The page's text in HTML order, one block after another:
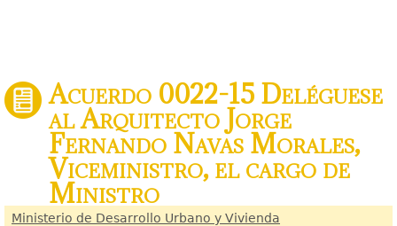
Acuerdo 0022-15 Deléguese
al Arquitecto Jorge
Fernando Navas Morales,
Viceministro, el cargo de
Ministro
Ministerio de Desarrollo Urbano y Vivienda